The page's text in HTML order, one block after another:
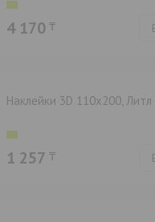
4 170 ₸
Наклейки 3D 110х200,
1 257 ₸